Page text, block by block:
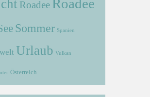
Roadee Roadee
Sommer Spanien
Urlaub Vulkan
Österreich